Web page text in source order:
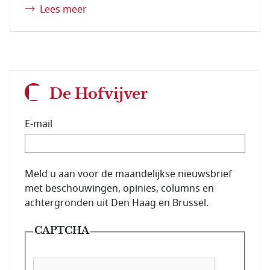
Lees meer
De Hofvijver
E-mail
E-mailadres van de abonnee.
Meld u aan voor de maandelijkse nieuwsbrief
met beschouwingen, opinies, columns en
achtergronden uit Den Haag en Brussel.
CAPTCHA